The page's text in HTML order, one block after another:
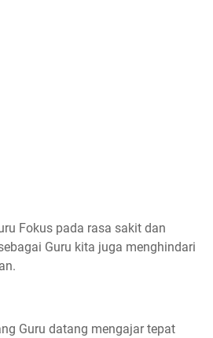
Fokus pada rasa sakit dan
Guru kita juga menghindari
Guru datang mengajar tepat